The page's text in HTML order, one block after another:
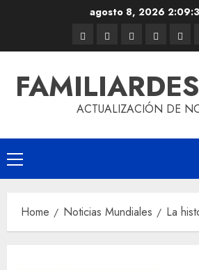
agosto 8, 2026
ACTUALIZACIÓN DE
Home Noticias Mundiales La